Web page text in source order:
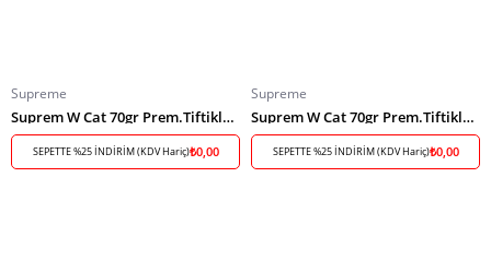
Supreme
Suprem W Cat 70gr Prem.Tiftiklenmiş Ton Somon
SEPETTE %25 İNDİRİM (KDV Hariç)₺0,00
Supreme
Suprem W Cat 70gr Prem.Tiftiklenmiş Ton Midye
SEPETTE %25 İNDİRİM (KDV Hariç)₺0,00